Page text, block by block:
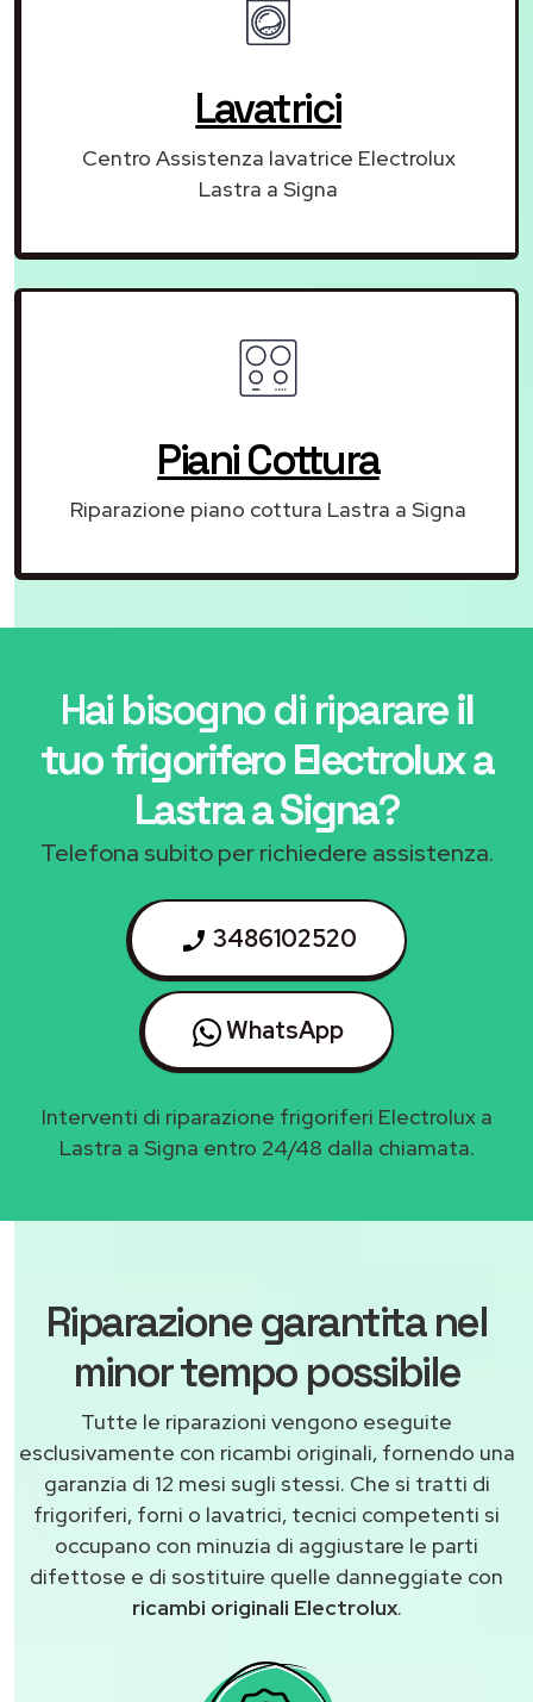
Lavatrici
Centro Assistenza lavatrice Electrolux
Lastra a Signa
Piani Cottura
Riparazione piano cottura Lastra a Signa
Hai bisogno di riparareil
tuo frigorifero Electrolux a
Lastra a Signa?
Telefona subito per richiedere assistenza.
3486102520
WhatsApp
Interventi di riparazione frigoriferi Electrolux a
Lastra a Signa entro 24/48 dalla chiamata.
Riparazione garantita nel
minor tempo possibile
Tutte le riparazioni vengono eseguite
esclusivamente con ricambi originali, fornendo una
garanzia di 12 mesi sugli stessi. Che si tratti di
frigoriferi, forni o lavatrici, tecnici competenti si
occupano con minuzia di aggiustare le parti
difettose e di sostituire quelle danneggiate con
ricambi originali Electrolux.